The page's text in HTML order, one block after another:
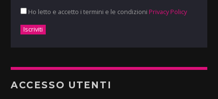
Ho letto e accetto i termini e le condizioni Privacy Policy
ACCESSO UTENTI